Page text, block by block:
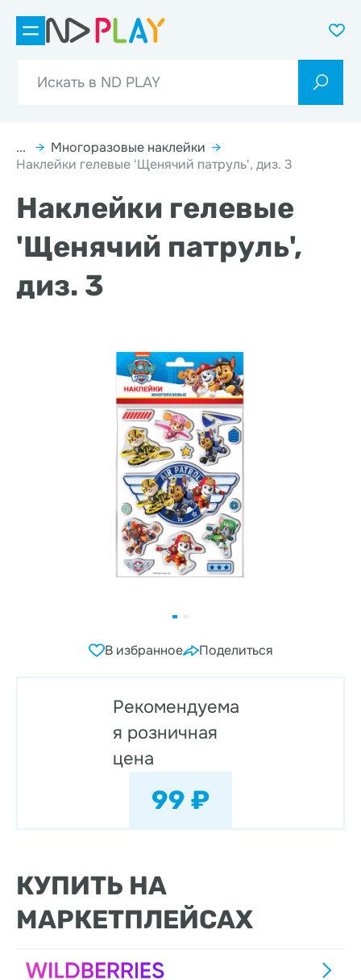
... → Многоразовые наклейки →
Наклейки гелевые 'Щенячий патруль', диз. 3
Наклейки гелевые
'Щенячий патруль',
диз. 3
В избранное Поделиться
Рекомендуема
я розничная
цена
99 ₽
КУПИТЬ НА
МАРКЕТПЛЕЙСАХ